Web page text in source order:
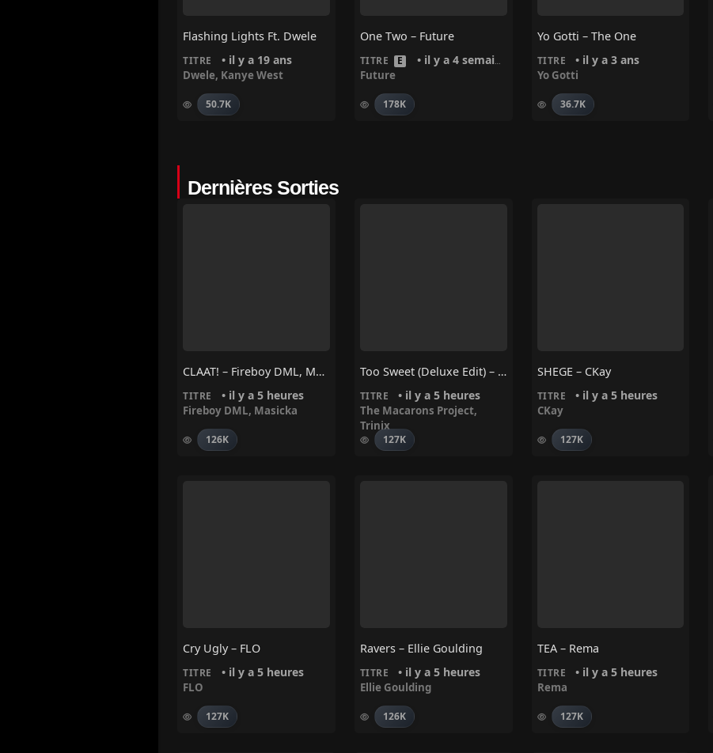
Flashing Lights Ft. Dwele
TITRE • il y a 19 ans
Dwele, Kanye West
50.7K
One Two – Future
TITRE E • il y a 4 semaines
Future
178K
Yo Gotti – The One
TITRE • il y a 3 ans
Yo Gotti
36.7K
Dernières Sorties
CLAAT! – Fireboy DML, Masicka
TITRE • il y a 5 heures
Fireboy DML, Masicka
126K
Too Sweet (Deluxe Edit) – Trinix, The Macarons Project
TITRE • il y a 5 heures
The Macarons Project,
Trinix
127K
SHEGE – CKay
TITRE • il y a 5 heures
CKay
127K
Cry Ugly – FLO
TITRE • il y a 5 heures
FLO
127K
Ravers – Ellie Goulding
TITRE • il y a 5 heures
Ellie Goulding
126K
TEA – Rema
TITRE • il y a 5 heures
Rema
127K